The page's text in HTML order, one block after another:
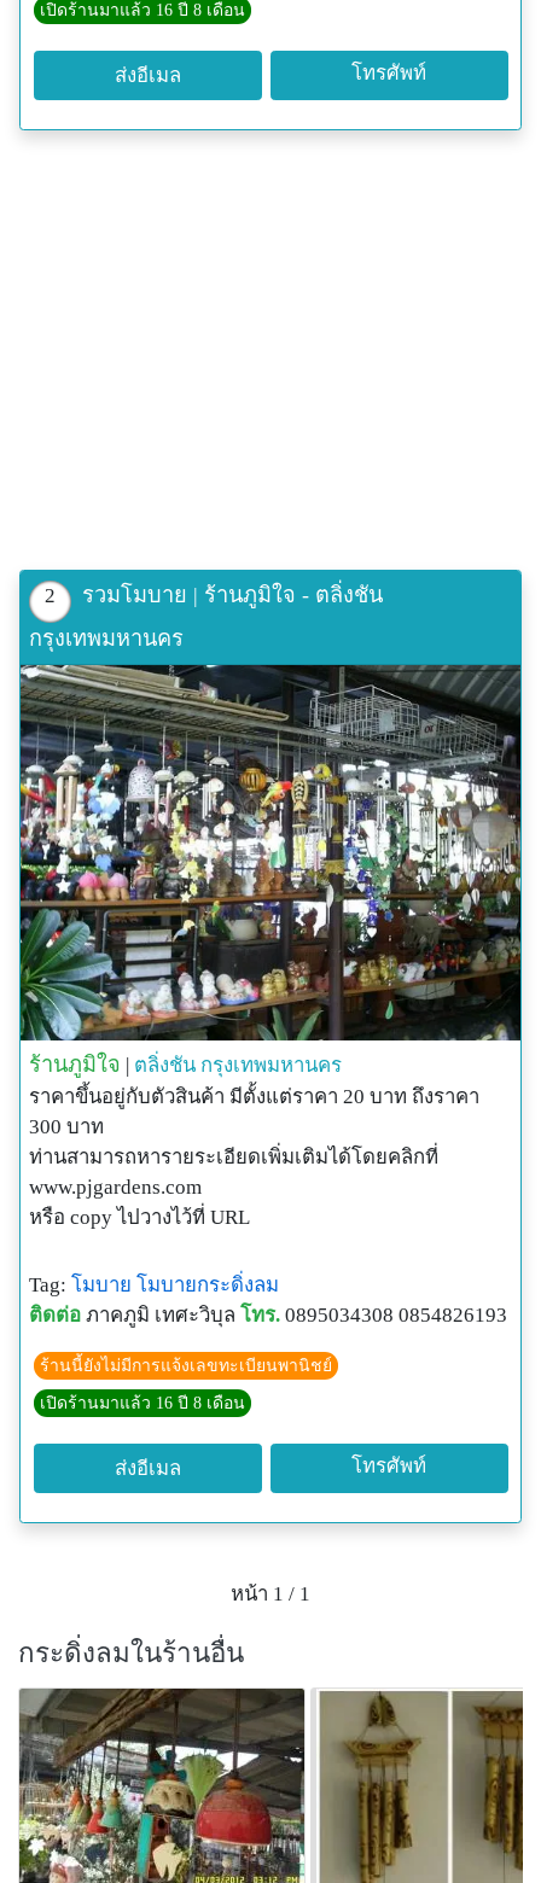
เปิดร้านมาแล้ว 16 ปี 8 เดือน
ส่งอีเมล โทรศัพท์
2
รวมโมบาย | ร้านภูมิใจ - ตลิ่งชัน
กรุงเทพมหานคร
ร้านภูมิใจ | ตลิ่งชัน กรุงเทพมหานคร
ราคาขึ้นอยู่กับตัวสินค้า มีตั้งแต่ราคา 20 บาท ถึงราคา
300 บาท
ท่านสามารถหารายระเอียดเพิ่มเติมได้โดยคลิกที่
www.pjgardens.com
หรือ copy ไปวางไว้ที่ URL
Tag: โมบาย โมบายกระดิ่งลม
ติดต่อ ภาคภูมิ เทศะวิบุล โทร. 0895034308 0854826193
ร้านนี้ยังไม่มีการแจ้งเลขทะเบียนพานิชย์
เปิดร้านมาแล้ว 16 ปี 8 เดือน
ส่งอีเมล โทรศัพท์
หน้า 1 / 1
กระดิ่งลมในร้านอื่น